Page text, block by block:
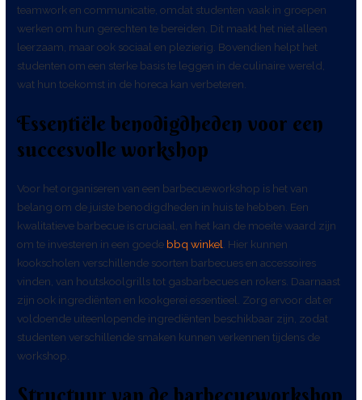
teamwork en communicatie, omdat studenten vaak in groepen
werken om hun gerechten te bereiden. Dit maakt het niet alleen
leerzaam, maar ook sociaal en plezierig. Bovendien helpt het
studenten om een sterke basis te leggen in de culinaire wereld,
wat hun toekomst in de horeca kan verbeteren.
Essentiële benodigdheden voor een
succesvolle workshop
Voor het organiseren van een barbecueworkshop is het van
belang om de juiste benodigdheden in huis te hebben. Een
kwalitatieve barbecue is cruciaal, en het kan de moeite waard zijn
om te investeren in een goede bbq winkel . Hier kunnen
kookscholen verschillende soorten barbecues en accessoires
vinden, van houtskoolgrills tot gasbarbecues en rokers. Daarnaast
zijn ook ingrediënten en kookgerei essentieel. Zorg ervoor dat er
voldoende uiteenlopende ingrediënten beschikbaar zijn, zodat
studenten verschillende smaken kunnen verkennen tijdens de
workshop.